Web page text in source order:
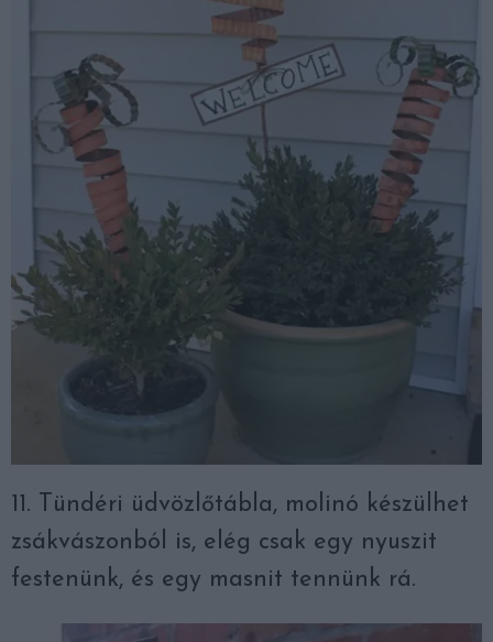
11. Tündéri üdvözlőtábla, molinó készülhet
zsákvászonból is, elég csak egy nyuszit
festenünk, és egy masnit tennünk rá.